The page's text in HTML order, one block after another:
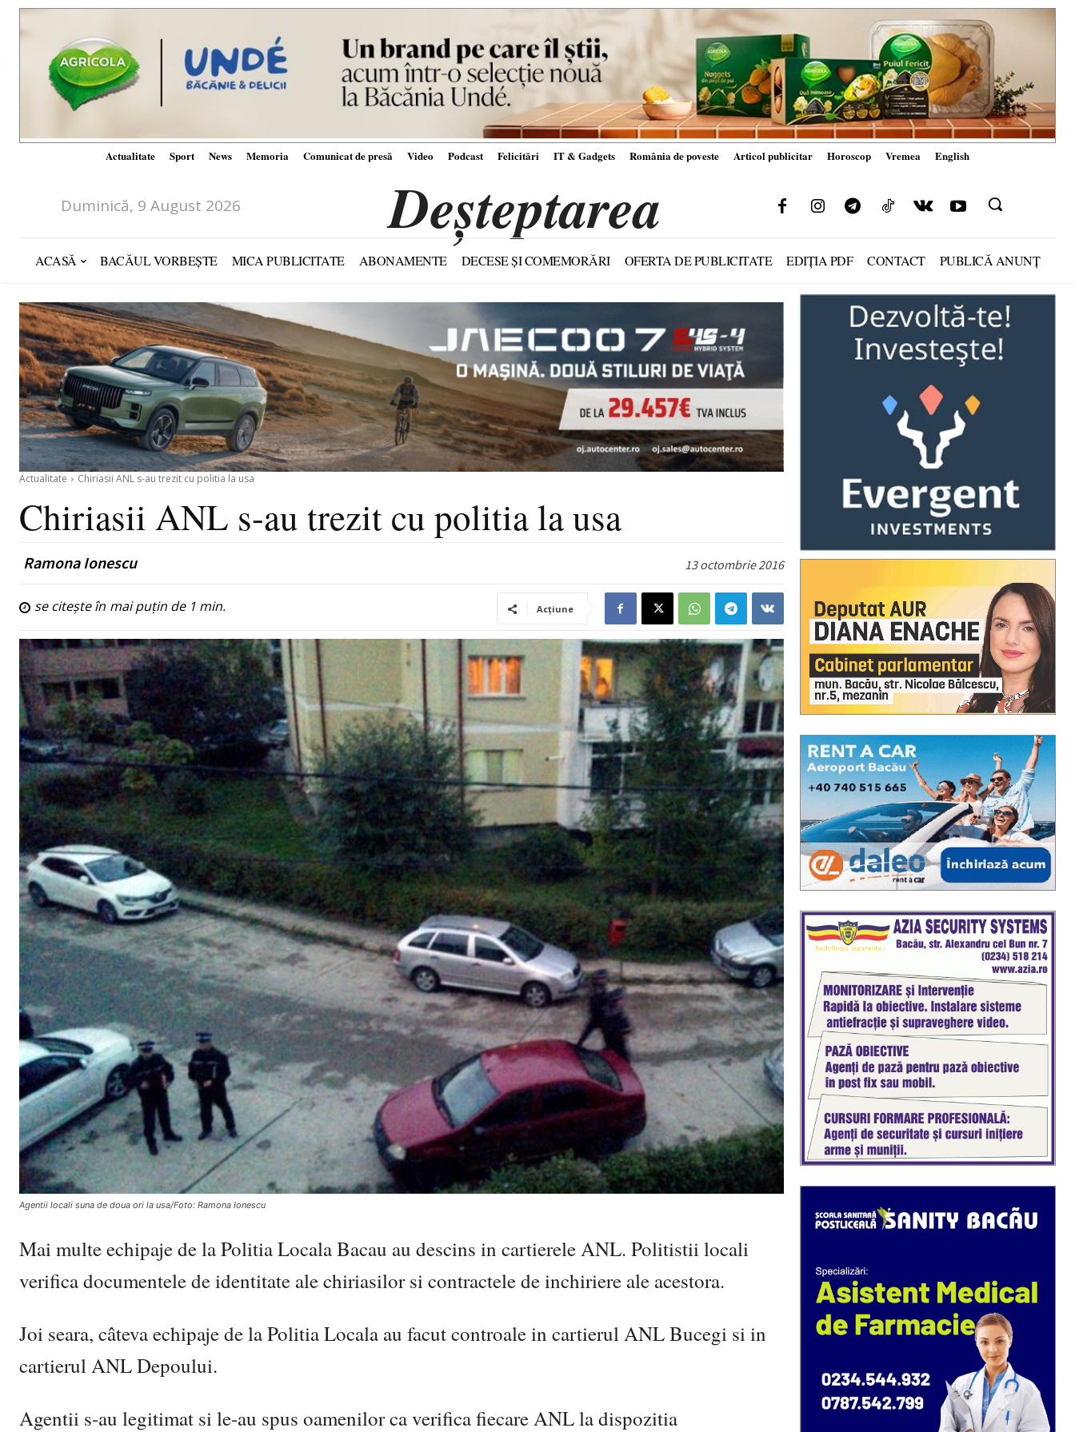
Actualitate Sport News Memoria Comunicat de presă Video Podcast Felicitări IT & Gadgets România de poveste Articol publicitar Horoscop Vremea English
Duminică, 9 August 2026 Deșteptarea
ACASĂ BACĂUL VORBEȘTE MICA PUBLICITATE ABONAMENTE DECESE ȘI COMEMORĂRI OFERTA DE PUBLICITATE EDIȚIA PDF CONTACT PUBLICĂ ANUNȚ
Actualitate Chiriasii ANL s-au trezit cu politia la usa
Chiriasii ANL s-au trezit cu politia la usa
Ramona Ionescu 13 octombrie 2016
se citește în mai puțin de 1 min. Acțiune
Agentii locali suna de doua ori la usa/Foto: Ramona Ionescu
Mai multe echipaje de la Politia Locala Bacau au descins in cartierele ANL. Politistii locali
verifica documentele de identitate ale chiriasilor si contractele de inchiriere ale acestora.
Joi seara, câteva echipaje de la Politia Locala au facut controale in cartierul ANL Bucegi si in
cartierul ANL Depoului.
Agentii s-au legitimat si le-au spus oamenilor ca verifica fiecare ANL la dispozitia